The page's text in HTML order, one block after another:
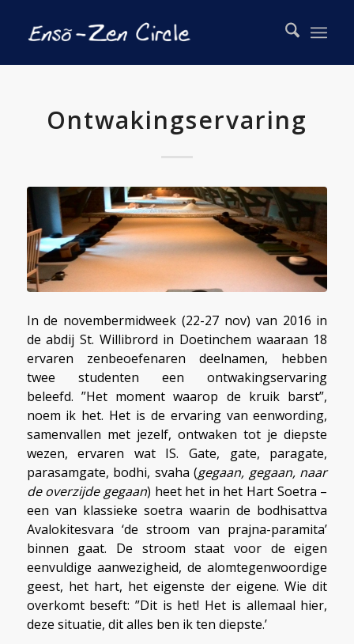
Ontwakingservaring
In de novembermidweek (22-27 nov) van 2016 in
de abdij St. Willibrord in Doetinchem waaraan 18
ervaren zenbeoefenaren deelnamen, hebben
twee studenten een ontwakingservaring
beleefd. ”Het moment waarop de kruik barst”,
noem ik het. Het is de ervaring van eenwording,
samenvallen met jezelf, ontwaken tot je diepste
wezen, ervaren wat IS. Gate, gate, paragate,
parasamgate, bodhi, svaha (gegaan, gegaan, naar
de overzijde gegaan) heet het in het Hart Soetra –
een van klassieke soetra waarin de bodhisattva
Avalokitesvara ‘de stroom van prajna-paramita’
binnen gaat. De stroom staat voor de eigen
eenvuldige aanwezigheid, de alomtegenwoordige
geest, het hart, het eigenste der eigene. Wie dit
overkomt beseft: ”Dit is het! Het is allemaal hier,
deze situatie, dit alles ben ik ten diepste.’